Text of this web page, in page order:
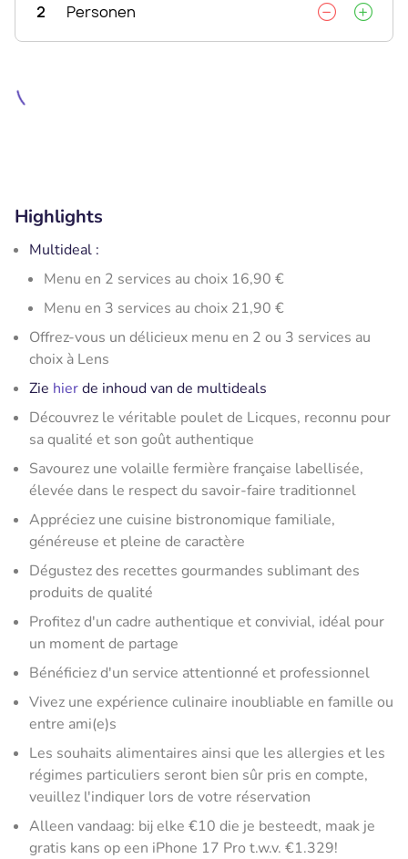
2 Personen
Highlights
Multideal :
Menu en 2 services au choix 16,90 €
Menu en 3 services au choix 21,90 €
Offrez-vous un délicieux menu en 2 ou 3 services au
choix à Lens
Zie hierde inhoud van de multideals
Découvrez le véritable poulet de Licques, reconnu pour
sa qualité et son goût authentique
Savourez une volaille fermière française labellisée,
élevée dans le respect du savoir-faire traditionnel
Appréciez une cuisine bistronomique familiale,
généreuse et pleine de caractère
Dégustez des recettes gourmandes sublimant des
produits de qualité
Profitez d'un cadre authentique et convivial, idéal pour
un moment de partage
Bénéficiez d'un service attentionné et professionnel
Vivez une expérience culinaire inoubliable en famille ou
entre ami(e)s
Les souhaits alimentaires ainsi que les allergies et les
régimes particuliers seront bien sûr pris en compte,
veuillez l'indiquer lors de votre réservation
Alleen vandaag: bij elke €10 die je besteedt, maak je
gratis kans op een iPhone 17 Pro t.w.v. €1.329!